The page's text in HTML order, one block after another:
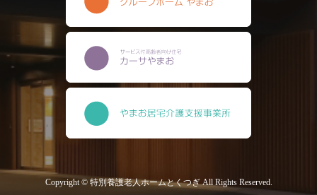
Copyright © 特別養護老人ホームとくつぎ All Rights Reserved.